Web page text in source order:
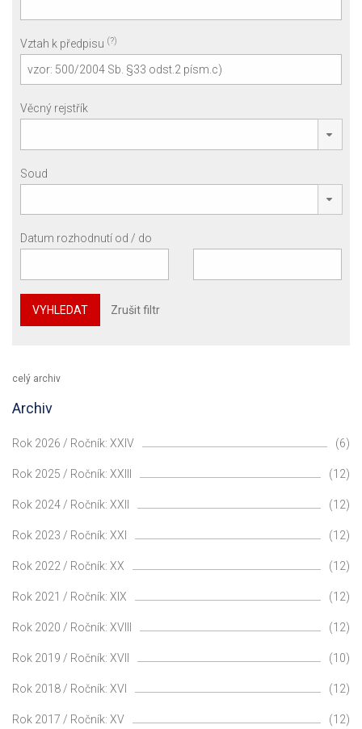
Vztah k předpisu (?)
Věcný rejstřík
Soud
Datum rozhodnutí od / do
VYHLEDAT Zrušit filtr
celý archiv
Archiv
Rok 2026 / Ročník: XXIV (6)
Rok 2025 / Ročník: XXIII (12)
Rok 2024 / Ročník: XXII (12)
Rok 2023 / Ročník: XXI (12)
Rok 2022 / Ročník: XX (12)
Rok 2021 / Ročník: XIX (12)
Rok 2020 / Ročník: XVIII (12)
Rok 2019 / Ročník: XVII (10)
Rok 2018 / Ročník: XVI (12)
Rok 2017 / Ročník: XV (12)